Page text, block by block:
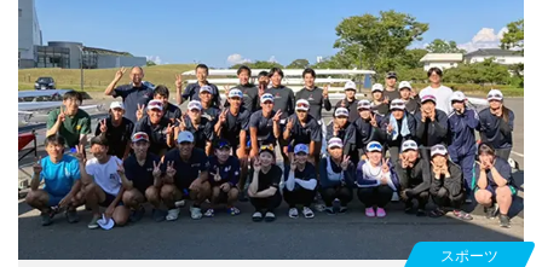
スポーツ